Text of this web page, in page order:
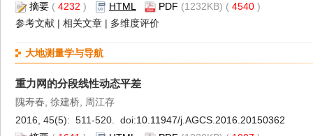
摘要 ( 4232 ) HTML PDF (1232KB) ( 4540 )
参考文献 | 相关文章 | 多维度评价
大地测量学与导航
重力网的分段线性动态平差
隗寿春, 徐建桥, 周江存
2016, 45(5): 511-520. doi:10.11947/j.AGCS.2016.20150362